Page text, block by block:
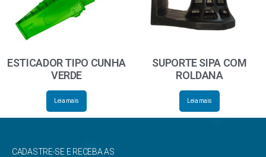
ESTICADOR TIPO CUNHA
VERDE
Leia mais
SUPORTE SIPA COM
ROLDANA
Leia mais
CADASTRE-SE E RECEBA AS